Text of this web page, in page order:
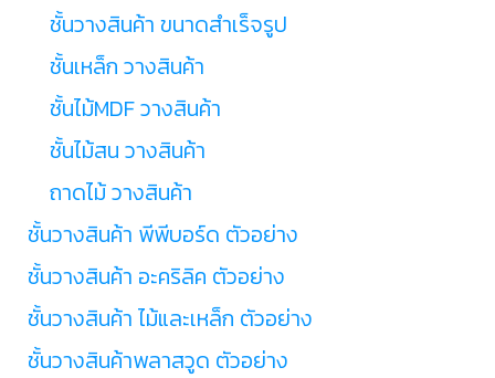
ชั้นวางสินค้า ขนาดสำเร็จรูป
ชั้นเหล็ก วางสินค้า
ชั้นไม้MDF วางสินค้า
ชั้นไม้สน วางสินค้า
ถาดไม้ วางสินค้า
ชั้นวางสินค้า พีพีบอร์ด ตัวอย่าง
ชั้นวางสินค้า อะคริลิค ตัวอย่าง
ชั้นวางสินค้า ไม้และเหล็ก ตัวอย่าง
ชั้นวางสินค้าพลาสวูด ตัวอย่าง